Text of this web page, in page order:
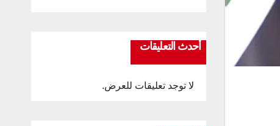
أحدث التعليقات
لا توجد تعليقات للعرض.